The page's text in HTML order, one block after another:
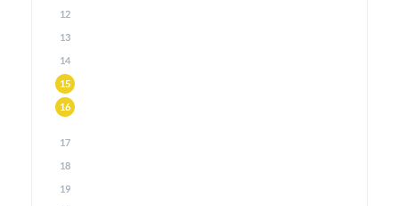
12
13
14
15
16
17
18
19